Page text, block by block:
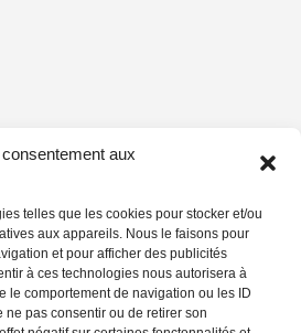
aux
telles que les cookies pour stocker et/ou
aux appareils. Nous le faisons pour
et pour afficher des publicités
à ces technologies nous autorisera à
le comportement de navigation ou les ID
ne pas consentir ou de retirer son